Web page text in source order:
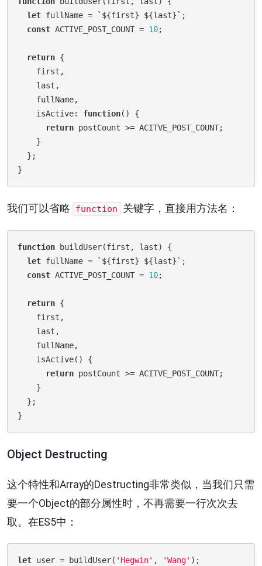
let fullName = `${first} ${last}`;
const ACTIVE_POST_COUNT = 10;
return {
    isActive:
function() {
return postCount >= ACITVE_POST_COUNT;
我们可以省略 function 关键字，直接用方法名：
function buildUser(first, last) {
let fullName = `${first} ${last}`;
const ACTIVE_POST_COUNT = 10;
return {
return postCount >= ACITVE_POST_COUNT;
Object Destructing
这个特性和Array的Destructing非常类似，当我们只需
要一个Object的部分属性时，不再需要一行次次去
取。在ES5中：
let user = buildUser( 'Hegwin' , 'Wang' );